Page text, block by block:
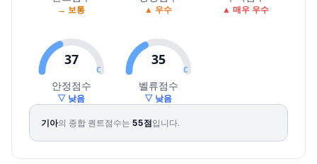
→ 보통 ▲ 우수 ▲ 매우 우수
37
C
안정점수
▽ 낮음
35
C
벨류점수
▽ 낮음
기아의 종합 퀀트점수는 55점입니다.